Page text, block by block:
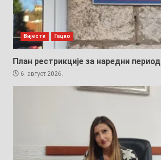
Вијести Гацко
План рестрикције за наредни период
6. август 2026.